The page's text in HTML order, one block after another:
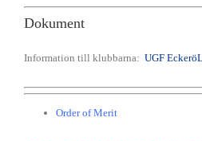
Dokument
Information till klubbarna: UGF
Order of Merit